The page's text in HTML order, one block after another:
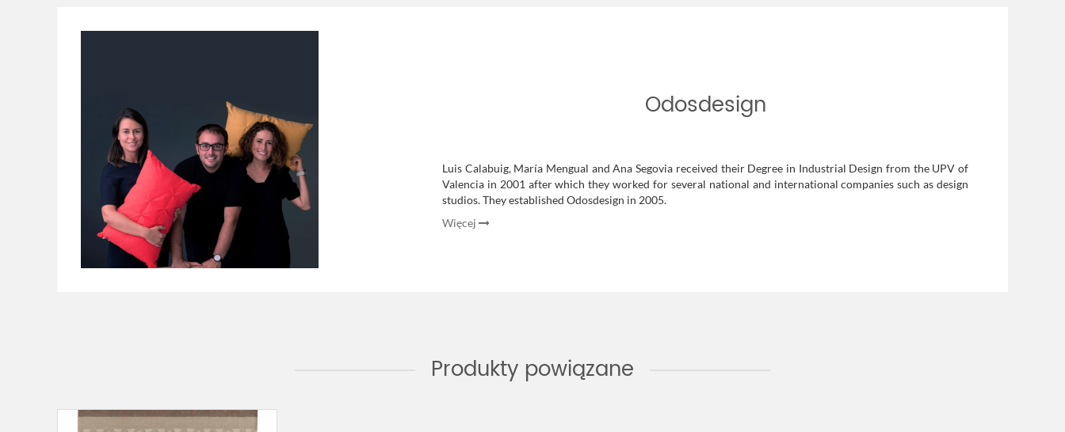
Odosdesign
Luis Calabuig, María Mengual and Ana Segovia received their Degree in Industrial Design from the UPV of
Valencia in 2001 after which they worked for several national and international companies such as design
studios. They established Odosdesign in 2005.
Więcej
Produkty powiązane